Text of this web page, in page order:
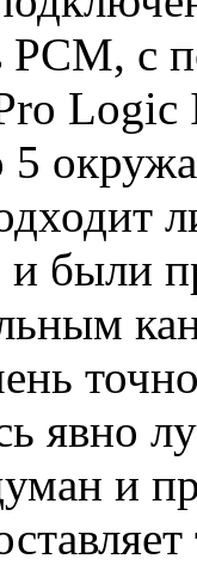
PCM, с
5
и были
явно
и